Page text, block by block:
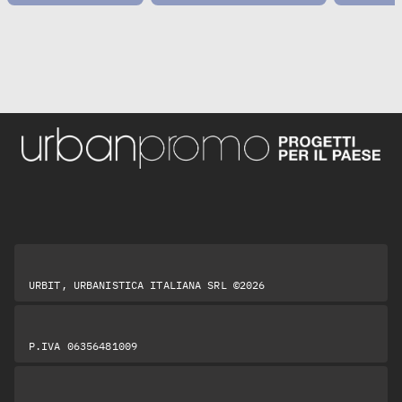
URBIT, URBANISTICA ITALIANA SRL ©2026
P.IVA 06356481009